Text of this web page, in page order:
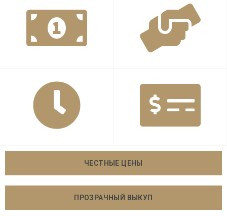
ЧЕСТНЫЕ ЦЕНЫ
ПРОЗРАЧНЫЙ ВЫКУП